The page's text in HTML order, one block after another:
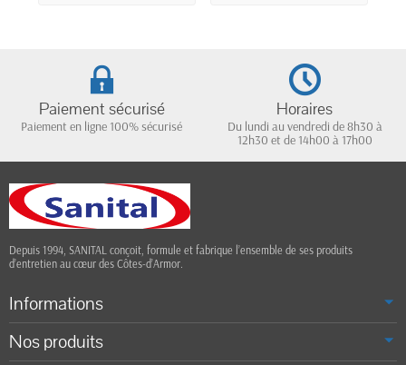
Paiement sécurisé
Paiement en ligne 100% sécurisé
Horaires
Du lundi au vendredi de 8h30 à
12h30 et de 14h00 à 17h00
Depuis 1994, SANITAL conçoit, formule et fabrique l’ensemble de ses produits
d’entretien au cœur des Côtes-d’Armor.
Informations
Nos produits